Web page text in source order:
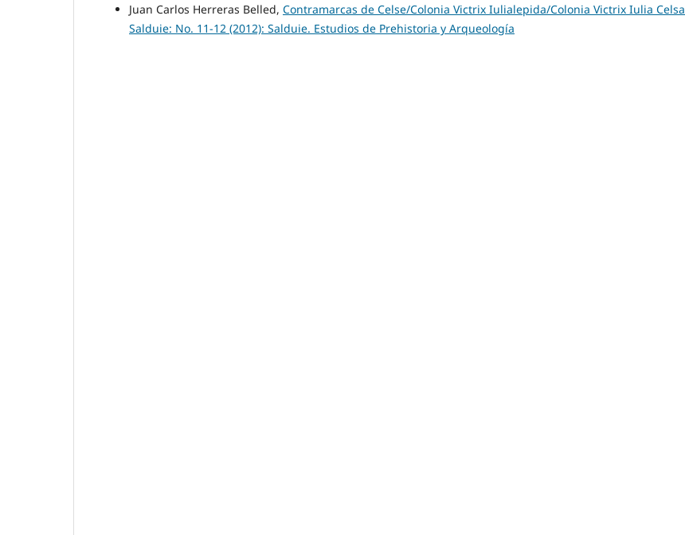
Juan Carlos Herreras Belled, Contramarcas de Celse/Colonia Victrix Iulialepida/Colonia Victrix Iulia Celsa
Salduie: No. 11-12 (2012): Salduie. Estudios de Prehistoria y Arqueología